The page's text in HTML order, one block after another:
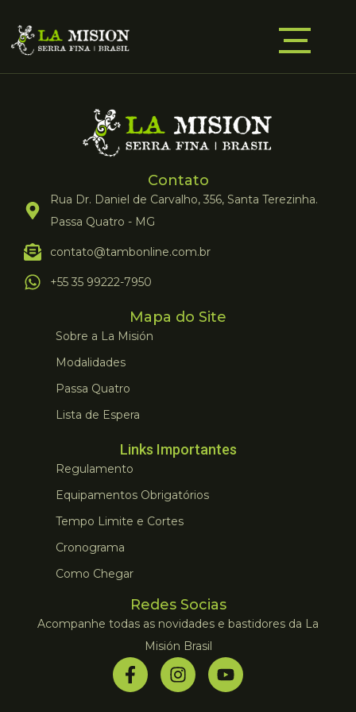
Contato
Rua Dr. Daniel de Carvalho, 356, Santa Terezinha.
Passa Quatro - MG
contato@tambonline.com.br
+55 35 99222-7950
Mapa do Site
Sobre a La Misión
Modalidades
Passa Quatro
Lista de Espera
Links Importantes
Regulamento
Equipamentos Obrigatórios
Tempo Limite e Cortes
Cronograma
Como Chegar
Redes Socias
Acompanhe todas as novidades e bastidores da La
Misión Brasil